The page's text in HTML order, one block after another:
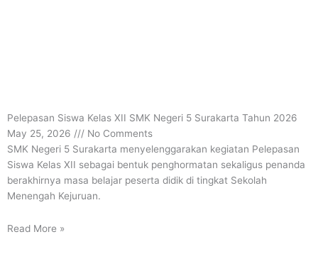
Pelepasan Siswa Kelas XII SMK Negeri 5 Surakarta Tahun 2026
May 25, 2026
No Comments
SMK Negeri 5 Surakarta menyelenggarakan kegiatan Pelepasan
Siswa Kelas XII sebagai bentuk penghormatan sekaligus penanda
berakhirnya masa belajar peserta didik di tingkat Sekolah
Menengah Kejuruan.
Read More »